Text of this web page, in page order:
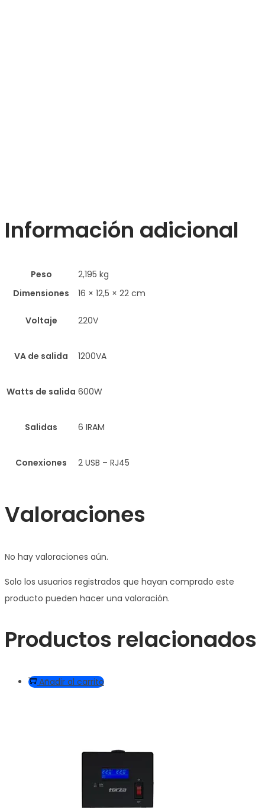
Información adicional
Peso
2,195 kg
Dimensiones
16 × 12,5 × 22 cm
Voltaje 220V
VA de salida 1200VA
Watts de salida 600W
Salidas 6 IRAM
Conexiones 2 USB – RJ45
Valoraciones
No hay valoraciones aún.
Solo los usuarios registrados que hayan comprado este
producto pueden hacer una valoración.
Productos relacionados
Añadir al carrito